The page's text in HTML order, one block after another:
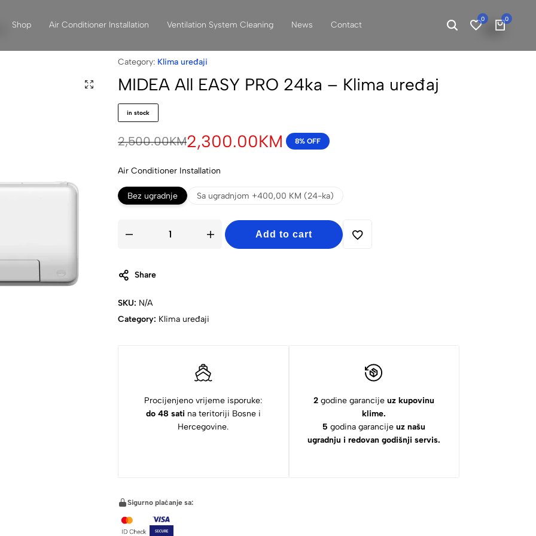
Shop Air Conditioner Installation Ventilation System Cleaning News Contact
0 0
Category: Klima uređaji
MIDEA All EASY PRO 24ka – Klima uređaj
in stock
2,500.00KM2,300.00KM 8% OFF
Air Conditioner Installation
Bez ugradnje Sa ugradnjom +400,00 KM (24-ka)
Add to cart
Share
SKU: N/A
Category: Klima uređaji
Procijenjeno vrijeme isporuke:
do 48 sati na teritoriji Bosne i
Hercegovine.
2 godine garancijeuz kupovinu
klime.
5 godina garancijeuz našu
ugradnju i redovan godišnji servis.
Sigurno plaćanje sa: